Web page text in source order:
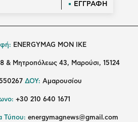
ΕΓΓΡΑΦΗ
ENERGYMAG MON IKE
& Μητροπόλεως 43, Μαρούσι, 15124
ΔΟΥ: Αμαρουσίου
+30 210 640 1671
Τύπου: energymagnews@gmail.com